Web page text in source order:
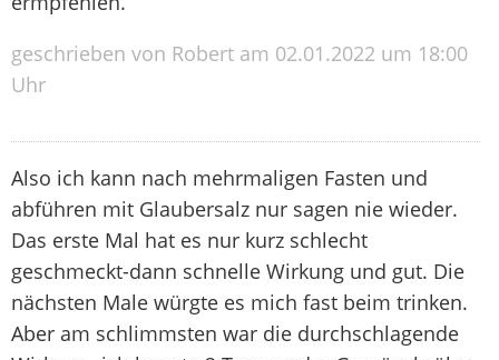
geschrieben von Robert am 02.01.2022 um 18:00
Uhr
Also ich kann nach mehrmaligen Fasten und
abführen mit Glaubersalz nur sagen nie wieder.
Das erste Mal hat es nur kurz schlecht
geschmeckt-dann schnelle Wirkung und gut. Die
nächsten Male würgte es mich fast beim trinken.
Aber am schlimmsten war die durchschlagende